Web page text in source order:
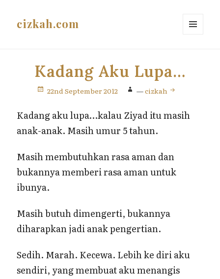
cizkah.com
Kadang Aku Lupa…
22nd September 2012 —cizkah
Kadang aku lupa…kalau Ziyad itu masih
anak-anak. Masih umur 5 tahun.
Masih membutuhkan rasa aman dan
bukannya memberi rasa aman untuk
ibunya.
Masih butuh dimengerti, bukannya
diharapkan jadi anak pengertian.
Sedih. Marah. Kecewa. Lebih ke diri aku
sendiri, yang membuat aku menangis